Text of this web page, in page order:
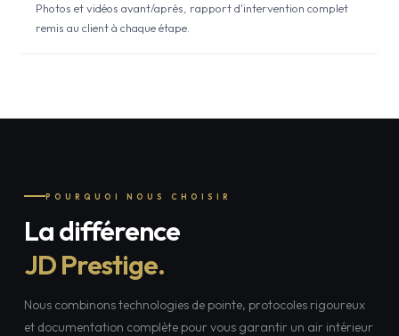
Photos et vidéos avant/après, rapport d'intervention complet
remis au client à chaque étape.
POURQUOI NOUS CHOISIR
La différence
JD Prestige.
Nous combinons technologies de pointe, protocoles rigoureux
et documentation complète pour vous garantir un air intérieur